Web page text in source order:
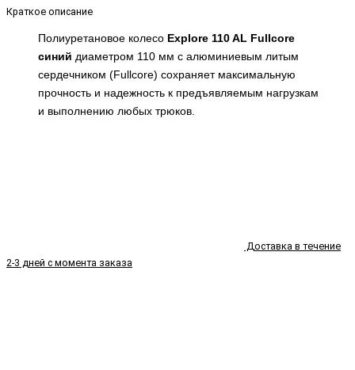
Краткое описание
Полиуретановое колесо Explore 110 AL Fullcore
синий диаметром 110 мм с алюминиевым литым
сердечником (Fullcore) сохраняет максимальную
прочность и надежность к предъявляемым нагрузкам
и выполнению любых трюков.
Доставка в течение
2-3 дней с момента заказа